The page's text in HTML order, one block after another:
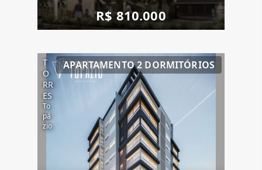
R$ 810.000
T
O
RR
ES
To
pá
zio
APARTAMENTO 2 DORMITÓRIOS